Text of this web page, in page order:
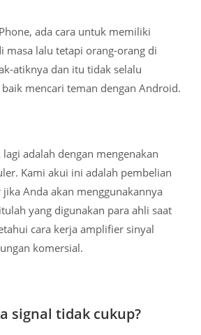
ada cara untuk memiliki
masa lalu tetapi orang-orang di
atiknya dan itu tidak selalu
mencari teman dengan Android.
adalah dengan mengenakan
Kami akui ini adalah pembelian
Anda akan menggunakannya
yang digunakan para ahli saat
cara kerja amplifier sinyal
komersial.
signal tidak cukup?